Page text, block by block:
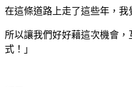
在這條道路上走了這些年，
所以讓我們好好藉這次機會
式！」